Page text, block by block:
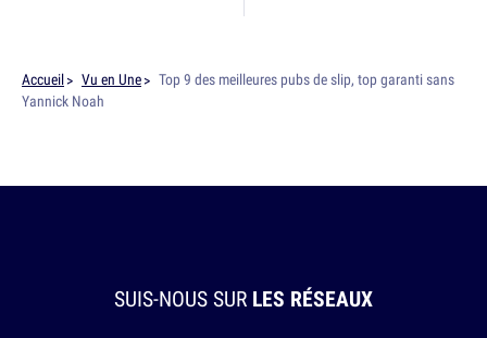
Accueil Vu en Une
Top 9 des meilleures pubs de slip, top garanti sans
Yannick Noah
SUIS-NOUS SUR LES RÉSEAUX